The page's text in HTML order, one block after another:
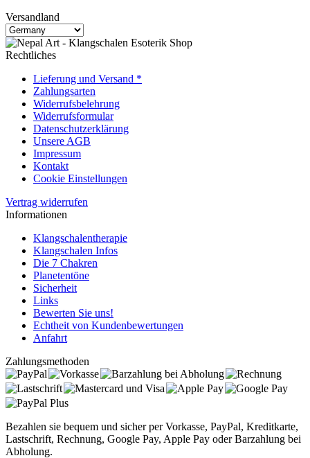
Versandland
Rechtliches
Lieferung und Versand *
Zahlungsarten
Widerrufsbelehrung
Widerrufsformular
Datenschutzerklärung
Unsere AGB
Impressum
Kontakt
Cookie Einstellungen
Vertrag widerrufen
Informationen
Klangschalentherapie
Klangschalen Infos
Die 7 Chakren
Planetentöne
Sicherheit
Links
Bewerten Sie uns!
Echtheit von Kundenbewertungen
Anfahrt
Zahlungsmethoden
Bezahlen sie bequem und sicher per Vorkasse, PayPal, Kreditkarte,
Lastschrift, Rechnung, Google Pay, Apple Pay oder Barzahlung bei
Abholung.